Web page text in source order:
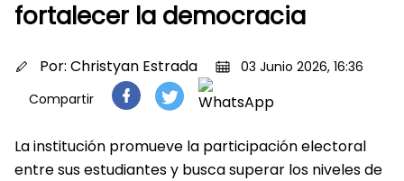
fortalecer la democracia
Por: Christyan Estrada
03 Junio 2026, 16:36
Compartir
La institución promueve la participación electoral
entre sus estudiantes y busca superar los niveles de